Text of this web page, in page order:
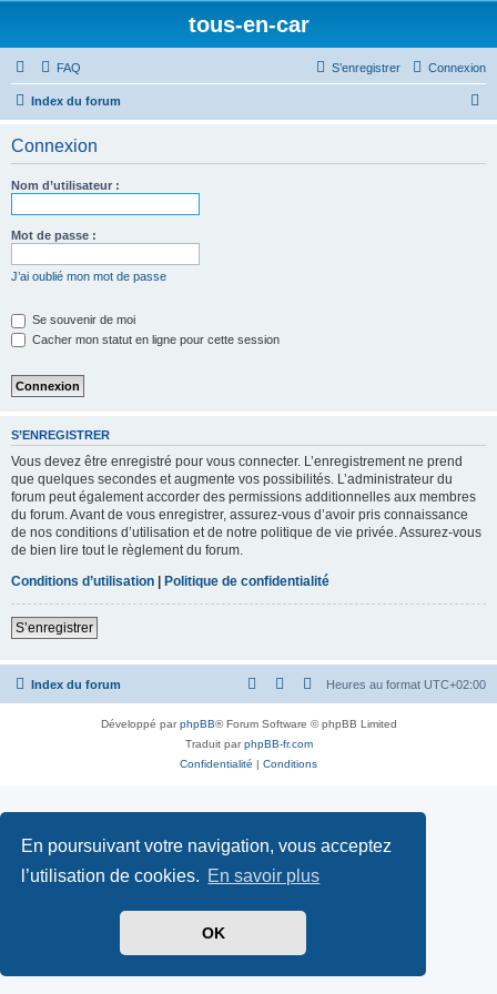
En poursuivant votre navigation, vous acceptez
l’utilisation de cookies. En savoir plus
OK
tous-en-car
FAQ Connexion
S’enregistrer
Index du forum
Connexion
Nom d’utilisateur :
Mot de passe :
J’ai oublié mon mot de passe
Se souvenir de moi
Cacher mon statut en ligne pour cette session
S’ENREGISTRER
Vous devez être enregistré pour vous connecter. L’enregistrement ne prend
que quelques secondes et augmente vos possibilités. L’administrateur du
forum peut également accorder des permissions additionnelles aux membres
du forum. Avant de vous enregistrer, assurez-vous d’avoir pris connaissance
de nos conditions d’utilisation et de notre politique de vie privée. Assurez-vous
de bien lire tout le règlement du forum.
Conditions d’utilisation | Politique de confidentialité
S’enregistrer
Index du forum Heures au format UTC+02:00
Développé parphpBB® Forum Software © phpBB Limited
Traduit parphpBB-fr.com
Confidentialité | Conditions